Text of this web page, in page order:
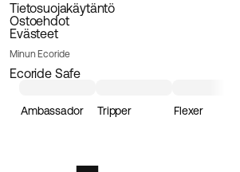
Tietosuojakäytäntö
Ostoehdot
Evästeet
Minun Ecoride
Ecoride Safe
Ambassador Tripper Flexer